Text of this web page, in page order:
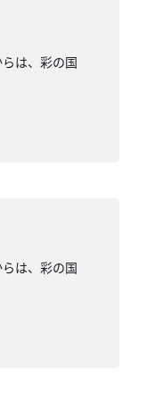
は、彩の国
は、彩の国